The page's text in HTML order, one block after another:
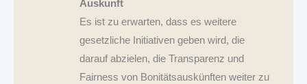
Auskunft
Es ist zu erwarten, dass es weitere
gesetzliche Initiativen geben wird, die
darauf abzielen, die Transparenz und
Fairness von Bonitätsauskünften weiter zu